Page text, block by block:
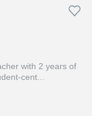
with 2 years of
cent...